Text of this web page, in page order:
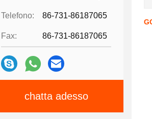
Telefono: 86-731-86187065
Fax: 86-731-86187065
chatta adesso